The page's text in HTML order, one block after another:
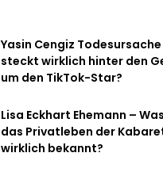
Yasin Cengiz Todesursache
steckt wirklich hinter den
um den TikTok-Star?
Lisa Eckhart Ehemann –
das Privatleben der
wirklich bekannt?